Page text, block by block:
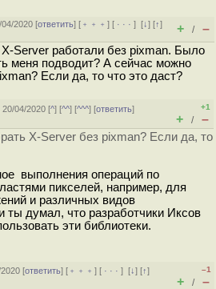
2020 [ответить] [ ﹢﹢﹢] [ · · ·][↓] [↑]
+ / –
Server работали без pixman. Было
меня подводит? А сейчас можно
Если да, то что это даст?
20/04/2020 [^] [^^] [^^^] [ответить]
+1
+ / –
X-Server без pixman? Если да, то
выполнения операций по
пикселей, например, для
и различных видов
ты думал, что разработчики Иксов
эти библиотеки.
[ответить] [ ﹢﹢﹢] [ · · ·][↓] [↑]
–1
+ / –